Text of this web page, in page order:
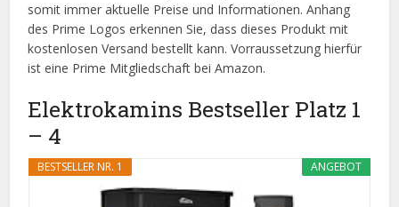
somit immer aktuelle Preise und Informationen. Anhang
des Prime Logos erkennen Sie, dass dieses Produkt mit
kostenlosen Versand bestellt kann. Vorraussetzung hierfür
ist eine Prime Mitgliedschaft bei Amazon.
Elektrokamins Bestseller Platz 1
– 4
ANGEBOT
BESTSELLER NR. 1